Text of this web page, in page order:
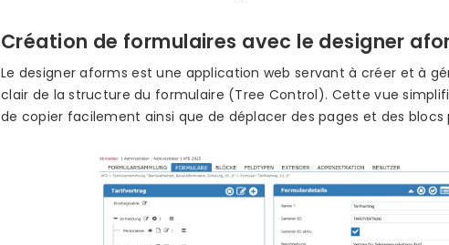
Création de formulaires avec le designer
Le designer aforms est une application web servant à créer et à
clair de la structure du formulaire (Tree Control). Cette vue
de copier facilement ainsi que de déplacer des pages et des blocs